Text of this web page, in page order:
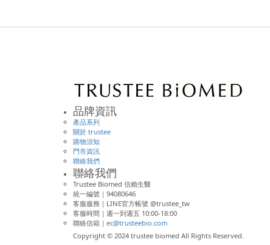
品牌資訊
產品系列
關於 trustee
購物須知
門市資訊
聯絡我們
聯絡我們
Trustee Biomed 信賴生醫
統一編號｜94080646
客服服務｜LINE官方帳號 @trustee_tw
客服時間｜週一到週五 10:00-18:00
聯絡信箱｜ ec@trusteebio.com
Copyright © 2024 trustee biomed All Rights Reserved.